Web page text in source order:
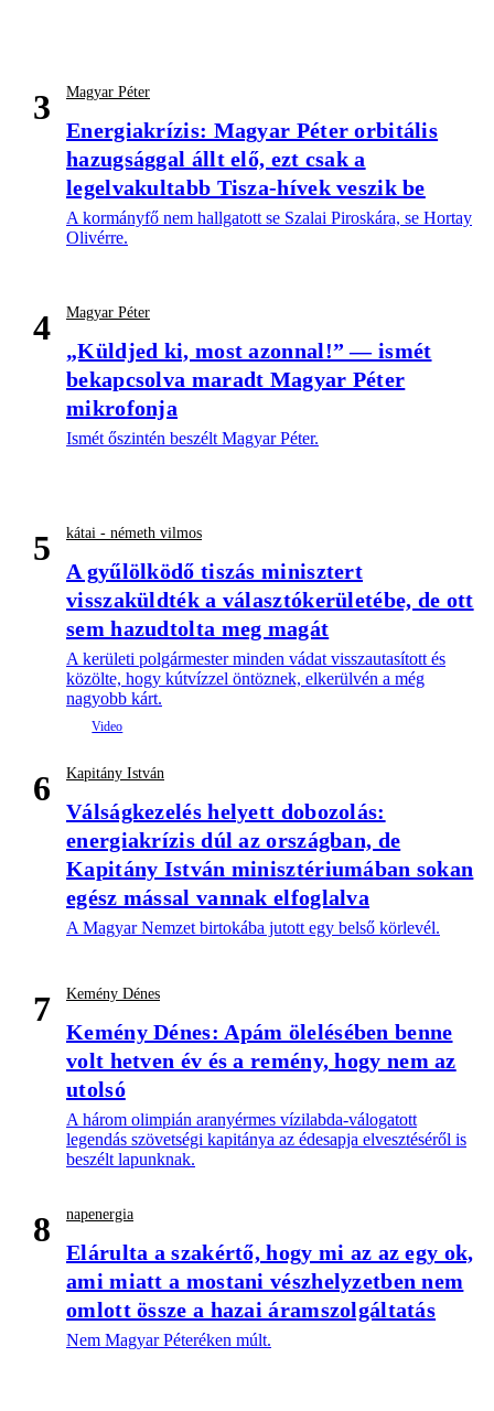
3 Magyar Péter
Energiakrízis: Magyar Péter orbitális
hazugsággal állt elő, ezt csak a
legelvakultabb Tisza-hívek veszik be
A kormányfő nem hallgatott se Szalai Piroskára, se Hortay
Olivérre.
4 Magyar Péter
„Küldjed ki, most azonnal!” — ismét
bekapcsolva maradt Magyar Péter
mikrofonja
Ismét őszintén beszélt Magyar Péter.
5 kátai - németh vilmos
A gyűlölködő tiszás minisztert
visszaküldték a választókerületébe, de ott
sem hazudtolta meg magát
A kerületi polgármester minden vádat visszautasított és
közölte, hogy kútvízzel öntöznek, elkerülvén a még
nagyobb kárt.
6 Kapitány István
Válságkezelés helyett dobozolás:
energiakrízis dúl az országban, de
Kapitány István minisztériumában sokan
egész mással vannak elfoglalva
A Magyar Nemzet birtokába jutott egy belső körlevél.
7 Kemény Dénes
Kemény Dénes: Apám ölelésében benne
volt hetven év és a remény, hogy nem az
utolsó
A három olimpián aranyérmes vízilabda-válogatott
legendás szövetségi kapitánya az édesapja elvesztéséről is
beszélt lapunknak.
8 napenergia
Elárulta a szakértő, hogy mi az az egy ok,
ami miatt a mostani vészhelyzetben nem
omlott össze a hazai áramszolgáltatás
Nem Magyar Péteréken múlt.